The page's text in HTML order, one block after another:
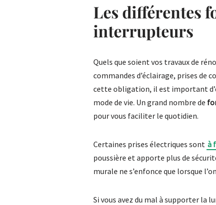
Les différentes
interrupteurs
Quels que soient vos travaux de
commandes d’éclairage, prises de
cette obligation, il est important
mode de vie. Un grand nombre de
pour vous faciliter le quotidien.
Certaines prises électriques sont à
poussière et apporte plus de
murale ne s’enfonce que lorsque
Si vous avez du mal à supporter la